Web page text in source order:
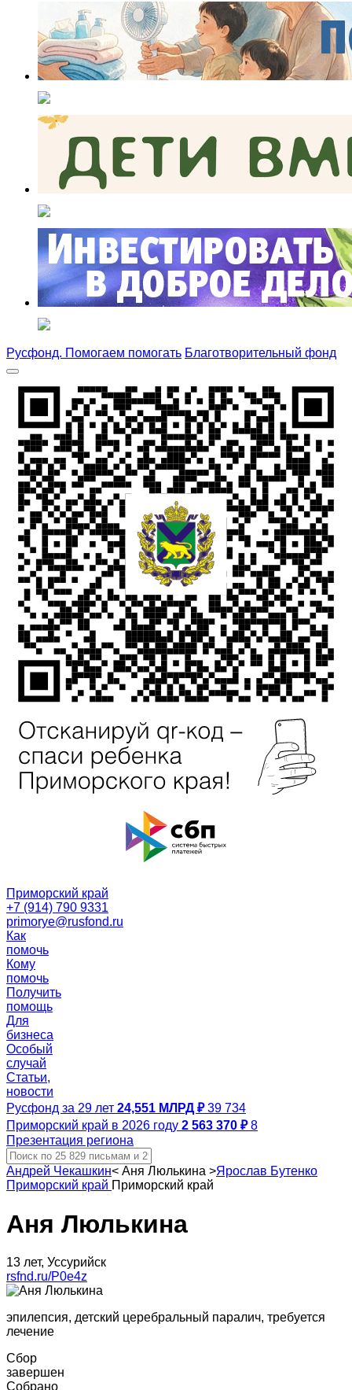
Русфонд. Помогаем помогать Благотворительный фонд
Приморский край
+7 (914) 790 9331
primorye@rusfond.ru
Как
помочь
Кому
помочь
Получить
помощь
Для
бизнеса
Особый
случай
Статьи,
новости
Русфонд за 29 лет 24,551 МЛРД ₽ 39 734
Приморский край в 2026 году 2 563 370 ₽ 8
Презентация региона
Андрей Чекашкин< Аня Люлькина >Ярослав Бутенко
Приморский край Приморский край
Аня Люлькина
13 лет, Уссурийск
rsfnd.ru/P0e4z
эпилепсия, детский церебральный паралич, требуется
лечение
Сбор
завершен
Собрано